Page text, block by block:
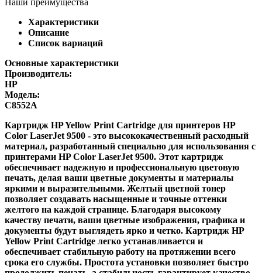
Характеристики
Описание
Список вариаций
Основные характеристики
Производитель:
HP
Модель:
C8552A
Картридж HP Yellow Print Cartridge для принтеров HP
Color LaserJet 9500 - это высококачественный расходный
материал, разработанный специально для использования с
принтерами HP Color LaserJet 9500. Этот картридж
обеспечивает надежную и профессиональную цветовую
печать, делая ваши цветные документы и материалы
яркими и выразительными. Желтый цветной тонер
позволяет создавать насыщенные и точные оттенки
желтого на каждой странице. Благодаря высокому
качеству печати, ваши цветные изображения, графика и
документы будут выглядеть ярко и четко. Картридж HP
Yellow Print Cartridge легко устанавливается и
обеспечивает стабильную работу на протяжении всего
срока его службы. Простота установки позволяет быстро